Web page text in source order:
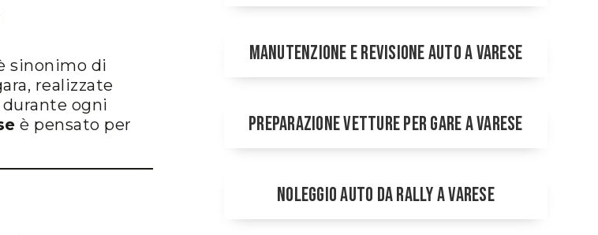
sinonimo di
realizzate
ogni
è pensato per
Manutenzione e Revisione Auto a Varese
Preparazione Vetture per Gare a Varese
Noleggio Auto da Rally a Varese